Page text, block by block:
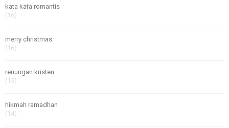
kata kata romantis
(16)
merry christmas
(16)
renungan kristen
(15)
hikmah ramadhan
(14)